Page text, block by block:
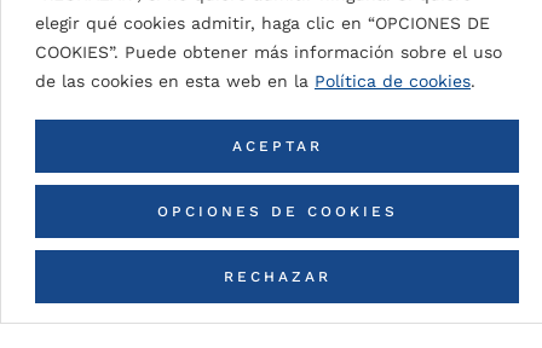
elegir qué cookies admitir, haga clic en “OPCIONES DE
COOKIES”. Puede obtener más información sobre el uso
de las cookies en esta web en la Política de cookies.
OPCIONES DE COOKIES
RECHAZAR
ACEPTAR